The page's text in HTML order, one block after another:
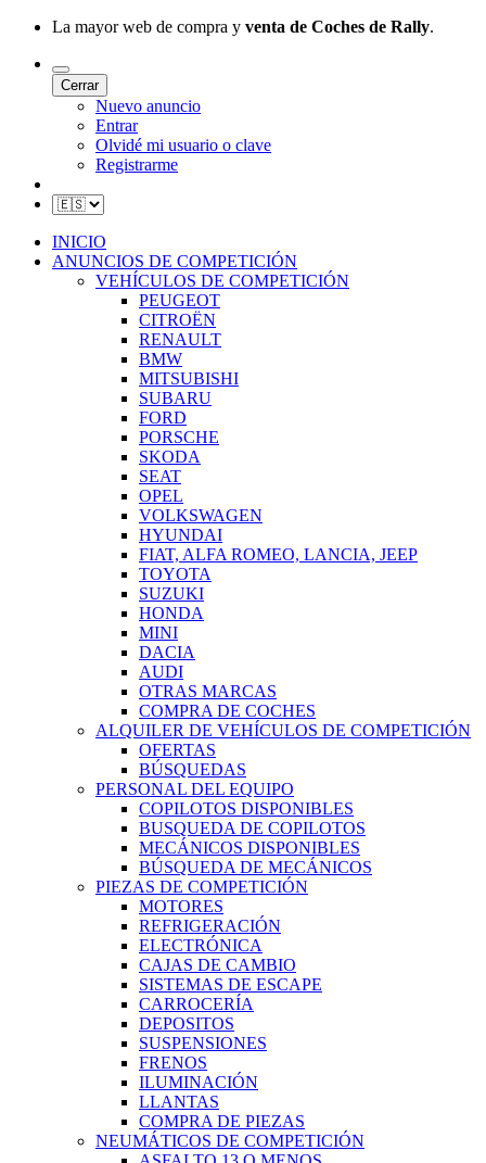
La mayor web de compra y venta de Coches de Rally.
Cerrar
Nuevo anuncio
Entrar
Olvidé mi usuario o clave
Registrarme
INICIO
ANUNCIOS DE COMPETICIÓN
VEHÍCULOS DE COMPETICIÓN
PEUGEOT
CITROËN
RENAULT
BMW
MITSUBISHI
SUBARU
FORD
PORSCHE
SKODA
SEAT
OPEL
VOLKSWAGEN
HYUNDAI
FIAT, ALFA ROMEO, LANCIA, JEEP
TOYOTA
SUZUKI
HONDA
MINI
DACIA
AUDI
OTRAS MARCAS
COMPRA DE COCHES
ALQUILER DE VEHÍCULOS DE COMPETICIÓN
OFERTAS
BÚSQUEDAS
PERSONAL DEL EQUIPO
COPILOTOS DISPONIBLES
BUSQUEDA DE COPILOTOS
MECÁNICOS DISPONIBLES
BÚSQUEDA DE MECÁNICOS
PIEZAS DE COMPETICIÓN
MOTORES
REFRIGERACIÓN
ELECTRÓNICA
CAJAS DE CAMBIO
SISTEMAS DE ESCAPE
CARROCERÍA
DEPOSITOS
SUSPENSIONES
FRENOS
ILUMINACIÓN
LLANTAS
COMPRA DE PIEZAS
NEUMÁTICOS DE COMPETICIÓN